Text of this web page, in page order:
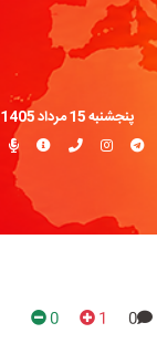
پنجشنبه 15 مرداد 1405
0
1
0